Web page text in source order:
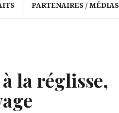
PARTENAIRES / MÉDIAS
la réglisse,